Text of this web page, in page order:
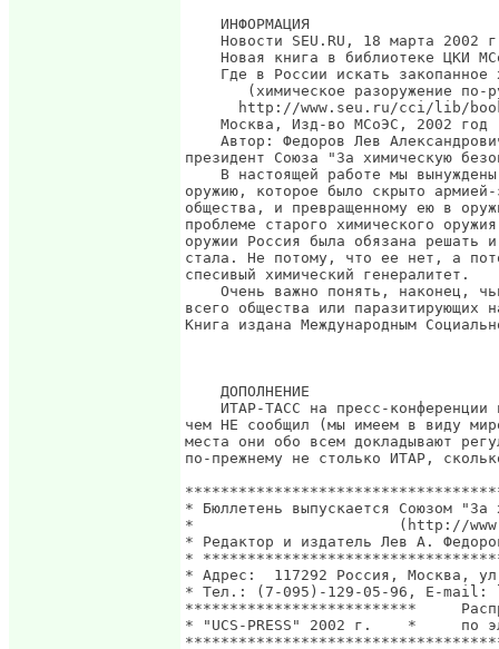
    ИНФОРМАЦИЯ
Новости SEU.RU, 18 марта 2002
Новая книга в библиотеке ЦКИ
Где в России искать закопанное
(химическое разоружение по-
http://www.seu.ru/cci/lib/
    Москва, Изд-во МСоЭС, 2002 год
Автор: Федоров Лев
президент Союза "За химическую
В настоящей работе мы
оружию, которое было скрыто
общества, и превращенному ею в
проблеме старого химического
оружии Россия была обязана
стала. Не потому, что ее нет, а
спесивый химический генералитет.
Очень важно понять, наконец,
всего общества или паразитирующих
Книга издана Международным
    ДОПОЛНЕНИЕ
ИТАР-ТАСС на пресс-конференции
чем НЕ сообщил (мы имеем в виду
места они обо всем докладывают
по-прежнему не столько ИТАР,
* Бюллетень выпускается Союзом
*                       (http://
* Редактор и издатель Лев А.
*
* Адрес:  117292 Россия, Москва,
* Тел.: (7-095)-129-05-96, E-
**************************
* "UCS-PRESS" 2002 г.    *     по